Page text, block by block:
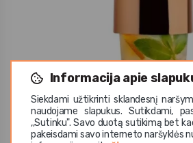
Informacija apie
Siekdami užtikrinti sklandesnį
naudojame slapukus. Sutikdami,
,,Sutinku". Savo duotą sutikimą bet
pakeisdami savo interneto naršyklės